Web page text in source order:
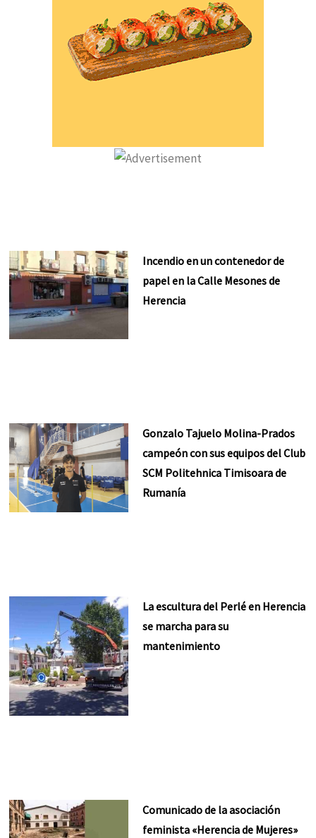
Incendio en un contenedor de
papel en la Calle Mesones de
Herencia
Gonzalo Tajuelo Molina-Prados
campeón con sus equipos del Club
SCM Politehnica Timisoara de
Rumanía
La escultura del Perlé en Herencia
se marcha para su
mantenimiento
Comunicado de la asociación
feminista «Herencia de Mujeres»